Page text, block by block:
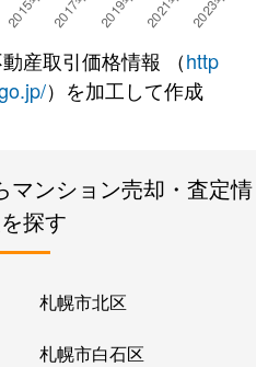
湯の川温泉
徒歩4
函館アリーナ前
徒歩15
函館駅前 徒歩6
産取引価格情報 （http
）を加工して作成
マンション売却・査定情
探す
札幌市北区
札幌市白石区